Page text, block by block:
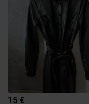
15 €